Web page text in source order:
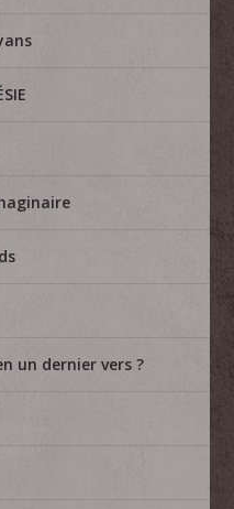
un dernier vers ?